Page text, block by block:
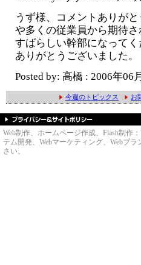
うず様、コメントありが
や多くの従業員から期待さ
すばらしい幹部になってく
ありがとうございました。
Posted by: 高橋 : 2006年06
今週のトピックス お
Web制作、ホームページ作成、Flash制作
テム開発、Webマーケティング、Webブ
さい。